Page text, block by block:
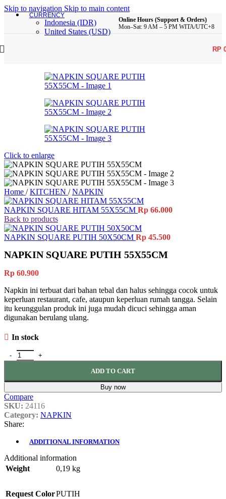
Skip to navigation Skip to main content
CURRENCY
Indonesia (IDR)
United States (USD)
Online Hours (Support & Orders)
Mon–Sat: 9 AM – 5 PM WITA/UTC+8
RP
Click to enlarge
Home / KITCHEN / NAPKIN
NAPKIN SQUARE HITAM 55X55CM Rp 66.000
Back to products
NAPKIN SQUARE PUTIH 50X50CM Rp 45.500
NAPKIN SQUARE PUTIH 55X55CM
Rp 60.900
Napkin ini terbuat dari bahan tebal dan halus sehingga cocok untuk
keperluan restaurant, cafe, ataupun keperluan rumah tangga. Selain
itu keunggulan produk ini juga mudah dicuci sehingga aman
digunakan berulang ulang.
In stock
ADD TO CART
Buy now
Compare
SKU: 24116
Category: NAPKIN
Share:
ADDITIONAL INFORMATION
Additional information
Weight
0,19 kg
Request ColorPUTIH